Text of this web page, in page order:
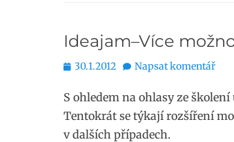
Ideajam–Více
Publikováno
30.1.2012 Napsat komentář
S ohledem na ohlasy ze
Tentokrát se týkají rozšíření
v dalších případech.